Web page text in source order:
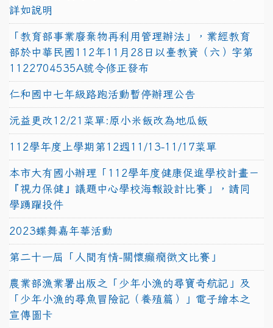
詳如說明
「教育部事業廢棄物再利用管理辦法」，業經教育
部於中華民國112年11月28日以臺教資（六）字第
1122704535A號令修正發布
仁和國中七年級路跑活動暫停辦理公告
沅益更改12/21菜單:原小米飯改為地瓜飯
112學年度上學期第12週11/13-11/17菜單
本市大有國小辦理「112學年度健康促進學校計畫－
『視力保健』議題中心學校海報設計比賽」，請同
學踴躍投件
2023蝶舞嘉年華活動
第二十一屆「人間有情-關懷癲癇徵文比賽」
農業部漁業署出版之「少年小漁的尋寶奇航記」及
「少年小漁的尋魚冒險記（養殖篇）」電子繪本之
宣傳圖卡